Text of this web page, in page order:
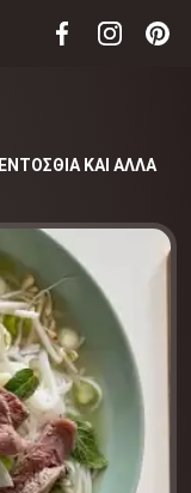
ΕΝΤΟΣΘΙΑ ΚΑΙ ΑΛΛΑ